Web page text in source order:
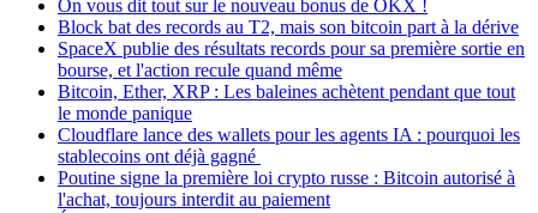
On vous dit tout sur le nouveau bonus de OKX !
Block bat des records au T2, mais son bitcoin part à la dérive
SpaceX publie des résultats records pour sa première sortie en
bourse, et l'action recule quand même
Bitcoin, Ether, XRP : Les baleines achètent pendant que tout
le monde panique
Cloudflare lance des wallets pour les agents IA : pourquoi les
stablecoins ont déjà gagné
Poutine signe la première loi crypto russe : Bitcoin autorisé à
l'achat, toujours interdit au paiement